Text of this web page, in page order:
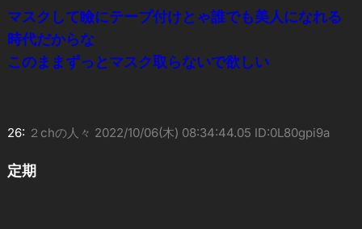
マスクして瞼にテープ付けとゃ誰でも美人になれる
時代だからな
このままずっとマスク取らないで欲しい
26: ２chの人々 2022/10/06(木) 08:34:44.05 ID:0L80gpi9a
定期